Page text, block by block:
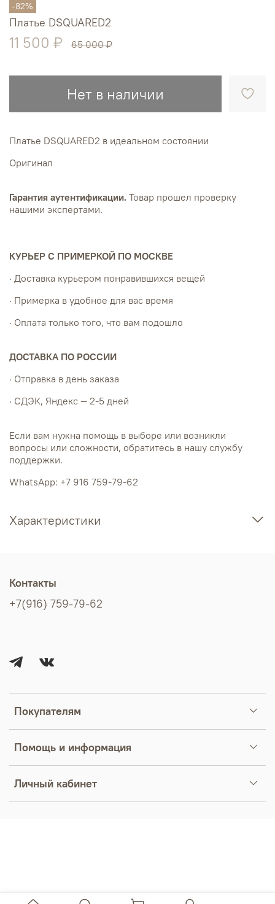
-82%
Платье DSQUARED2
11 500 ₽ 65 000 ₽
Нет в наличии
Платье DSQUARED2 в идеальном состоянии
Оригинал
Гарантия аутентификации. Товар прошел проверку
нашими экспертами.
КУРЬЕР С ПРИМЕРКОЙ ПО МОСКВЕ
· Доставка курьером понравившихся вещей
· Примерка в удобное для вас время
· Оплата только того, что вам подошло
ДОСТАВКА ПО РОССИИ
· Отправка в день заказа
· СДЭК, Яндекс — 2-5 дней
Если вам нужна помощь в выборе или возникли
вопросы или сложности, обратитесь в нашу службу
поддержки.
WhatsApp: +7 916 759-79-62
Характеристики
Покупателям
Помощь и информация
Личный кабинет
Контакты
+7(916) 759-79-62